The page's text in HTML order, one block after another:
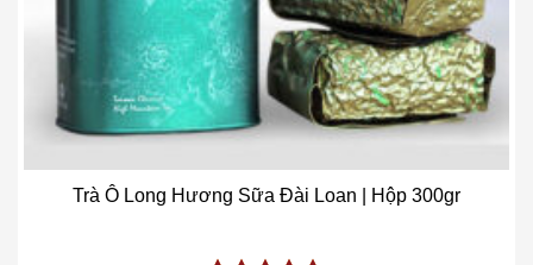
Trà Ô Long Hương Sữa Đài Loan | Hộp 300gr